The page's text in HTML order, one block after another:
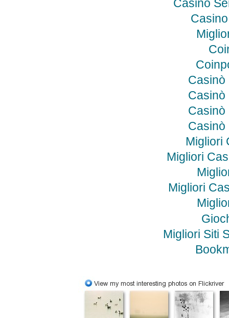
Casino
Casinò
Casinò
Casinò
Casinò
Migliori
Migliori
Migliori
Migliori Siti